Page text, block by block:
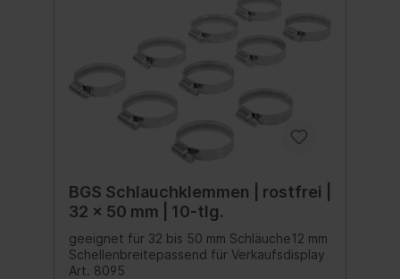
BGS Schlauchklemmen | rostfrei |
32 x 50 mm | 10-tlg.
geeignet für 32 bis 50 mm Schläuche12 mm
Schellenbreitepassend für Verkaufsdisplay
Art. 8095